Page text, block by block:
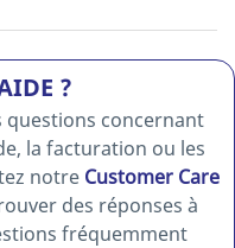
?
questions concernant
la facturation ou les
notre Customer Care
des réponses à
fréquemment